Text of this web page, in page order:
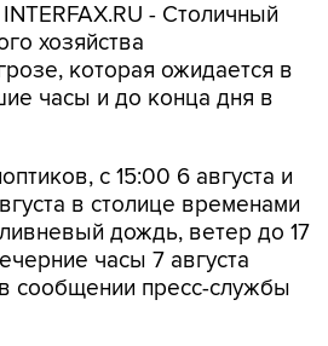
- Столичный
хозяйства
которая ожидается в
часы и до конца дня в
с 15:00 6 августа и
в столице временами
дождь, ветер до 17
часы 7 августа
сообщении пресс-службы